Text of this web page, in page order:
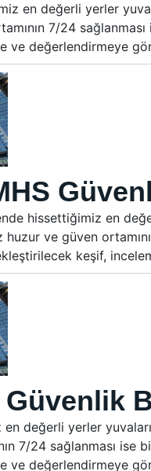
en değerli yerler
7/24
ve değerlendirmeye
hissettiğimiz en
ve güven
keşif,
değerli yerler
7/24 sağlanması
ve değerlendirmeye